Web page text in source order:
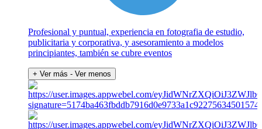
Profesional y puntual, experiencia en fotografia de estudio,
publicitaria y corporativa, y asesoramiento a modelos
principiantes, también se cubre eventos
+ Ver más - Ver menos